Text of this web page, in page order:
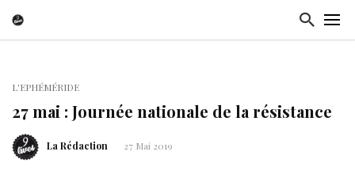
L'EPHÉMÉRIDE
27 mai : Journée nationale de la résistance
La Rédaction 27 Mai 2019